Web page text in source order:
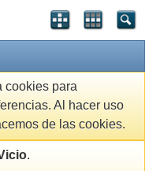
cookies para
Al hacer uso
de las cookies.
.